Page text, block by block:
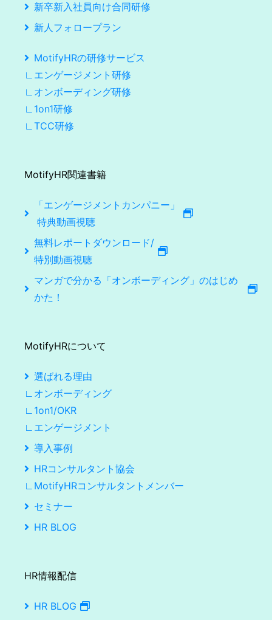
新卒新入社員向け合同研修
新人フォロープラン
MotifyHRの研修サービス
∟エンゲージメント研修
∟オンボーディング研修
∟1on1研修
∟TCC研修
MotifyHR関連書籍
「エンゲージメントカンパニー」
特典動画視聴
無料レポートダウンロード/
特別動画視聴
マンガで分かる「オンボーディング」のはじめ
かた！
MotifyHRについて
選ばれる理由
∟オンボーディング
∟1on1/OKR
∟エンゲージメント
導入事例
HRコンサルタント協会
∟MotifyHRコンサルタントメンバー
セミナー
HR BLOG
HR情報配信
HR BLOG